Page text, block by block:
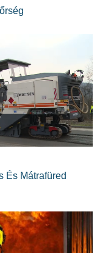
És Mátrafüred